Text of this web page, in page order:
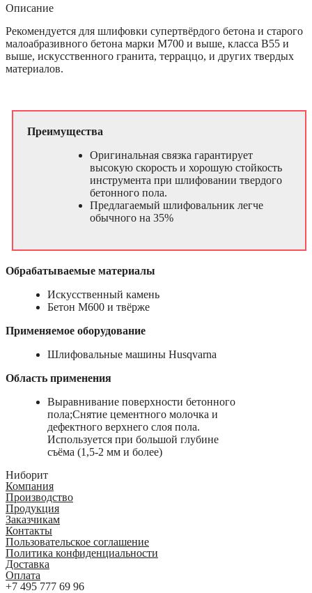
Описание
Рекомендуется для шлифовки супертвёрдого бетона и старого
малоабразивного бетона марки М700 и выше, класса В55 и
выше, искусственного гранита, терраццо, и других твердых
материалов.
Преимущества
Оригинальная связка гарантирует
высокую скорость и хорошую стойкость
инструмента при шлифовании твердого
бетонного пола.
Предлагаемый шлифовальник легче
обычного на 35%
Обрабатываемые материалы
Искусственный камень
Бетон М600 и твёрже
Применяемое оборудование
Шлифовальные машины Husqvarna
Область применения
Выравнивание поверхности бетонного
пола;Снятие цементного молочка и
дефектного верхнего слоя пола.
Используется при большой глубине
съёма (1,5-2 мм и более)
Ниборит
Компания
Производство
Продукция
Заказчикам
Контакты
Пользовательское соглашение
Политика конфиденциальности
Доставка
Оплата
+7 495 777 69 96